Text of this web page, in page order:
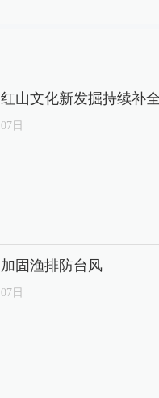
红山文化新发掘持续补
07日
加固渔排防台风
07日